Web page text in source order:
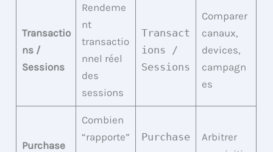
Transactio
ns /
Sessions
Rendeme
nt
transactio
nnel réel
des
sessions
Transact
ions /
Sessions
Comparer
canaux,
devices,
campagn
es
Purchase
Combien
“rapporte”
Purchase
Arbitrer